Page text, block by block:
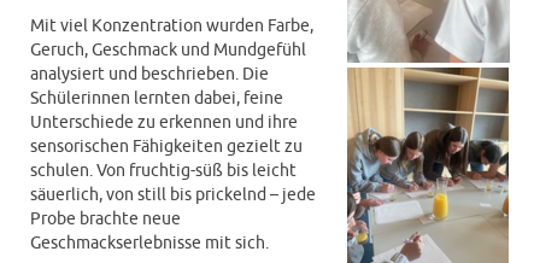
Mit viel Konzentration wurden Farbe,
Geruch, Geschmack und Mundgefühl
analysiert und beschrieben. Die
Schülerinnen lernten dabei, feine
Unterschiede zu erkennen und ihre
sensorischen Fähigkeiten gezielt zu
schulen. Von fruchtig-süß bis leicht
säuerlich, von still bis prickelnd – jede
Probe brachte neue
Geschmackserlebnisse mit sich.